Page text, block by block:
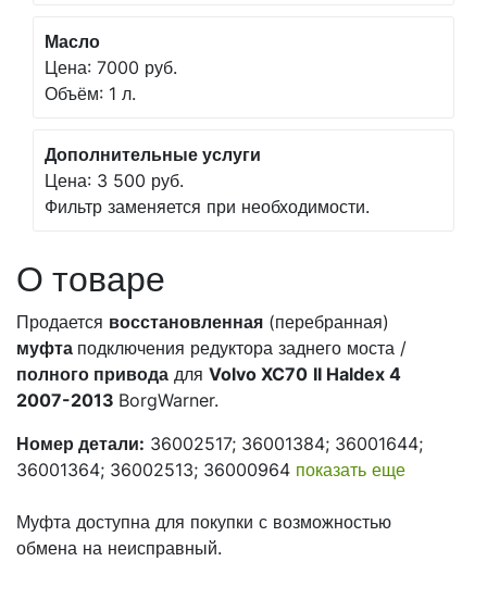
О товаре
Продается восстановленная (перебранная)
муфта подключения редуктора заднего моста /
полного привода для Volvo XC70 II Haldex 4
2007-2013 BorgWarner.
Номер детали: 36002517; 36001384; 36001644;
36001364; 36002513; 36000964 показать еще
Муфта доступна для покупки с возможностью
обмена на неисправный.
Масло
Цена: 7000 руб.
Объём: 1 л.
Дополнительные услуги
Цена: 3 500 руб.
Фильтр заменяется при необходимости.